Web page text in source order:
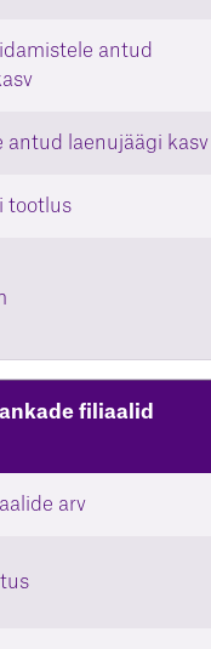
antud
antud laenujäägi kasv
tootlus
filiaalid
arv